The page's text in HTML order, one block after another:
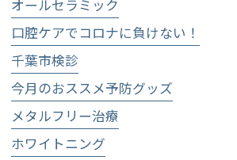
オールセラミック
口腔ケアでコロナに負けない！
千葉市検診
今月のおススメ予防グッズ
メタルフリー治療
ホワイトニング